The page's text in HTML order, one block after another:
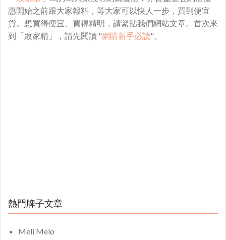
惠開始之前跟大家報料，等大家可以快人一步，買到便宜
貨。想買得便宜、買得精明，請緊貼我們網站文章。首次來
到「敗家精」，請先閱讀 "網購新手必讀"。
熱門牌子文章
Meli Melo